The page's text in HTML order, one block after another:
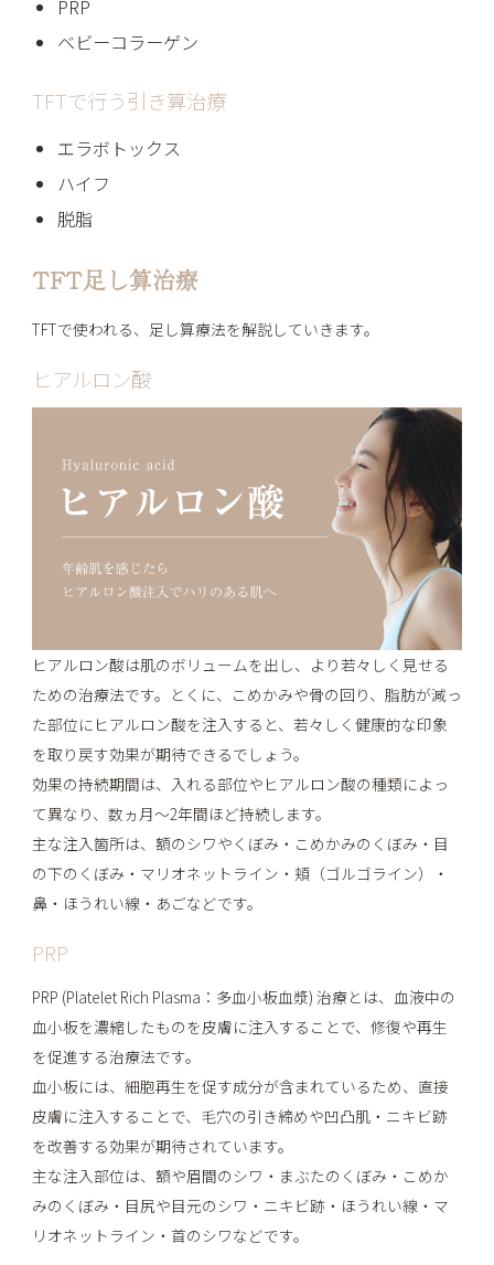
PRP
ベビーコラーゲン
TFTで行う引き算治療
エラボトックス
ハイフ
脱脂
TFT足し算治療
TFTで使われる、足し算療法を解説していきます。
ヒアルロン酸
ヒアルロン酸は肌のボリュームを出し、より若々しく見せる
ための治療法です。とくに、こめかみや骨の回り、脂肪が減っ
た部位にヒアルロン酸を注入すると、若々しく健康的な印象
を取り戻す効果が期待できるでしょう。
効果の持続期間は、入れる部位やヒアルロン酸の種類によっ
て異なり、数ヵ月～2年間ほど持続します。
主な注入箇所は、額のシワやくぼみ・こめかみのくぼみ・目
の下のくぼみ・マリオネットライン・頬（ゴルゴライン）・
鼻・ほうれい線・あごなどです。
PRP
PRP (Platelet Rich Plasma：多血小板血漿) 治療とは、血液中の
血小板を濃縮したものを皮膚に注入することで、修復や再生
を促進する治療法です。
血小板には、細胞再生を促す成分が含まれているため、直接
皮膚に注入することで、毛穴の引き締めや凹凸肌・ニキビ跡
を改善する効果が期待されています。
主な注入部位は、額や眉間のシワ・まぶたのくぼみ・こめか
みのくぼみ・目尻や目元のシワ・ニキビ跡・ほうれい線・マ
リオネットライン・首のシワなどです。